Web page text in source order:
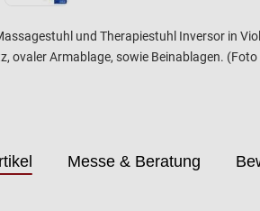
und Therapiestuhl Inversor in
ovaler Armablage, sowie Beinablagen. (Foto
Messe & Beratung